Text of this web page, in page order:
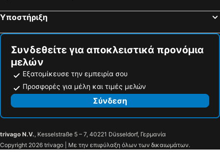
Υποστήριξη
Συνδεθείτε για αποκλειστικά προνόμια
μελών
Εξατομίκευσε την εμπειρία σου
Προσφορές για μέλη και τιμές μελών
Σύνδεση
trivago N.V., Kesselstraße 5 – 7, 40221 Düsseldorf, Γερμανία
Copyright 2026 trivago | Με την επιφύλαξη όλων των δικαιωμάτων.